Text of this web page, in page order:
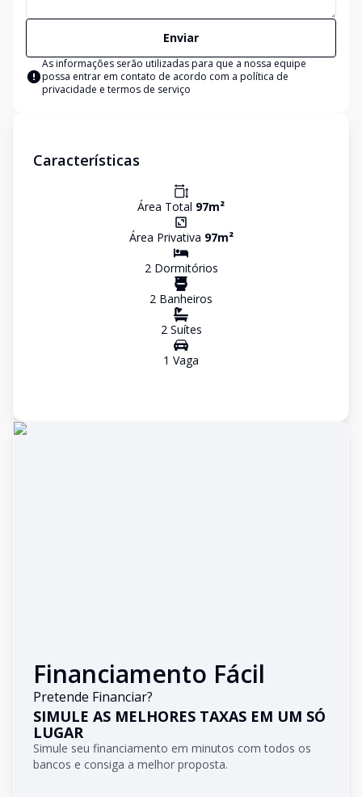
Enviar
As informações serão utilizadas para que a nossa equipe
possa entrar em contato de acordo com a política de
privacidade e termos de serviço
Características
Área Total 97m²
Área Privativa 97m²
2Dormitórios
2 Banheiros
2Suítes
1 Vaga
Financiamento Fácil
Pretende Financiar?
SIMULE AS MELHORES TAXAS EM UM SÓ
LUGAR
Simule seu financiamento em minutos com todos os
bancos e consiga a melhor proposta.